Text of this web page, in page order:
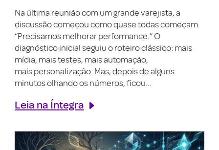
Na última reunião com um grande varejista, a
discussão começou como quase todas começam.
“Precisamos melhorar performance.” O
diagnóstico inicial seguiu o roteiro clássico: mais
mídia, mais testes, mais automação,
mais personalização. Mas, depois de alguns
minutos olhando os números, ficou...
Leia na Íntegra